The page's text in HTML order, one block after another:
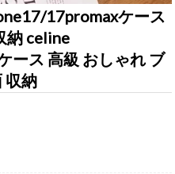
17promaxケース
納 celine
ス 高級 おしゃれ ブ
収納